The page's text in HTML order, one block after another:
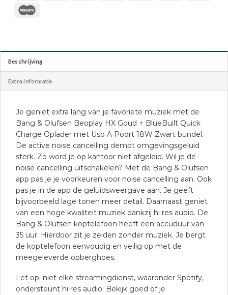
Beschrijving
Extra informatie
Je geniet extra lang van je favoriete muziek met de
Bang & Olufsen Beoplay HX Goud + BlueBuilt Quick
Charge Oplader met Usb A Poort 18W Zwart bundel.
De active noise cancelling dempt omgevingsgeluid
sterk. Zo word je op kantoor niet afgeleid. Wil je de
noise cancelling uitschakelen? Met de Bang & Olufsen
app pas je je voorkeuren voor noise cancelling aan. Ook
pas je in de app de geluidsweergave aan. Je geeft
bijvoorbeeld lage tonen meer detail. Daarnaast geniet
van een hoge kwaliteit muziek dankzij hi res audio. De
Bang & Olufsen koptelefoon heeft een accuduur van
35 uur. Hierdoor zit je zelden zonder muziek. Je bergt
de koptelefoon eenvoudig en veilig op met de
meegeleverde opberghoes.
Let op: niet elke streamingdienst, waaronder Spotify,
ondersteunt hi res audio. Bekijk goed of je